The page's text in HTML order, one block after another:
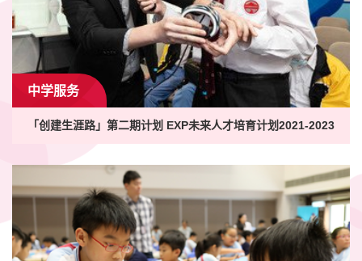
中学服务
「创建生涯路」第二期计划 EXP未来人才培育计划2021-2023